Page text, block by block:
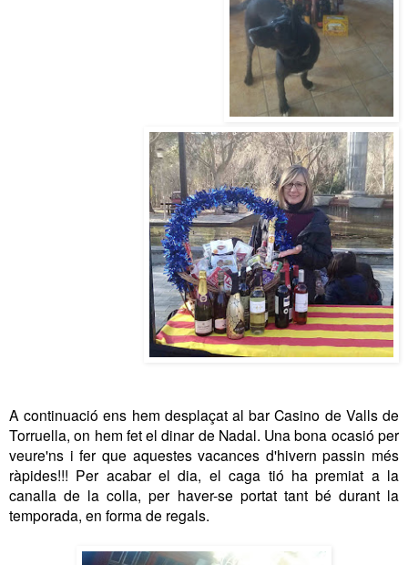
A continuació ens hem desplaçat al bar Casino de Valls de
Torruella, on hem fet el dinar de Nadal. Una bona ocasió per
veure'ns i fer que aquestes vacances d'hivern passin més
ràpides!!! Per acabar el dia, el caga tió ha premiat a la
canalla de la colla, per haver-se portat tant bé durant la
temporada, en forma de regals.